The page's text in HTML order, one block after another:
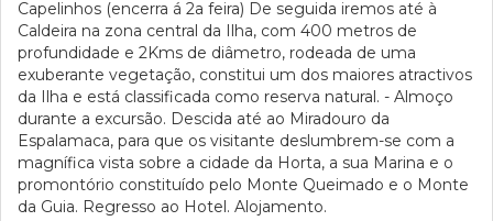
Capelinhos (encerra á 2a feira) De seguida iremos até à
Caldeira na zona central da Ilha, com 400 metros de
profundidade e 2Kms de diâmetro, rodeada de uma
exuberante vegetação, constitui um dos maiores atractivos
da Ilha e está classificada como reserva natural. - Almoço
durante a excursão. Descida até ao Miradouro da
Espalamaca, para que os visitante deslumbrem-se com a
magnífica vista sobre a cidade da Horta, a sua Marina e o
promontório constituído pelo Monte Queimado e o Monte
da Guia. Regresso ao Hotel. Alojamento.